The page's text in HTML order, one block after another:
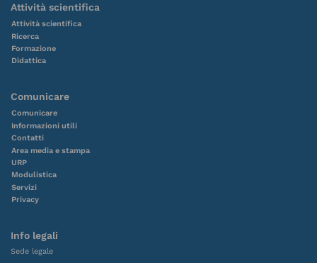
Attività scientifica
Attività scientifica
Ricerca
Formazione
Didattica
Comunicare
Comunicare
Informazioni utili
Contatti
Area media e stampa
URP
Modulistica
Servizi
Privacy
Info legali
Sede legale